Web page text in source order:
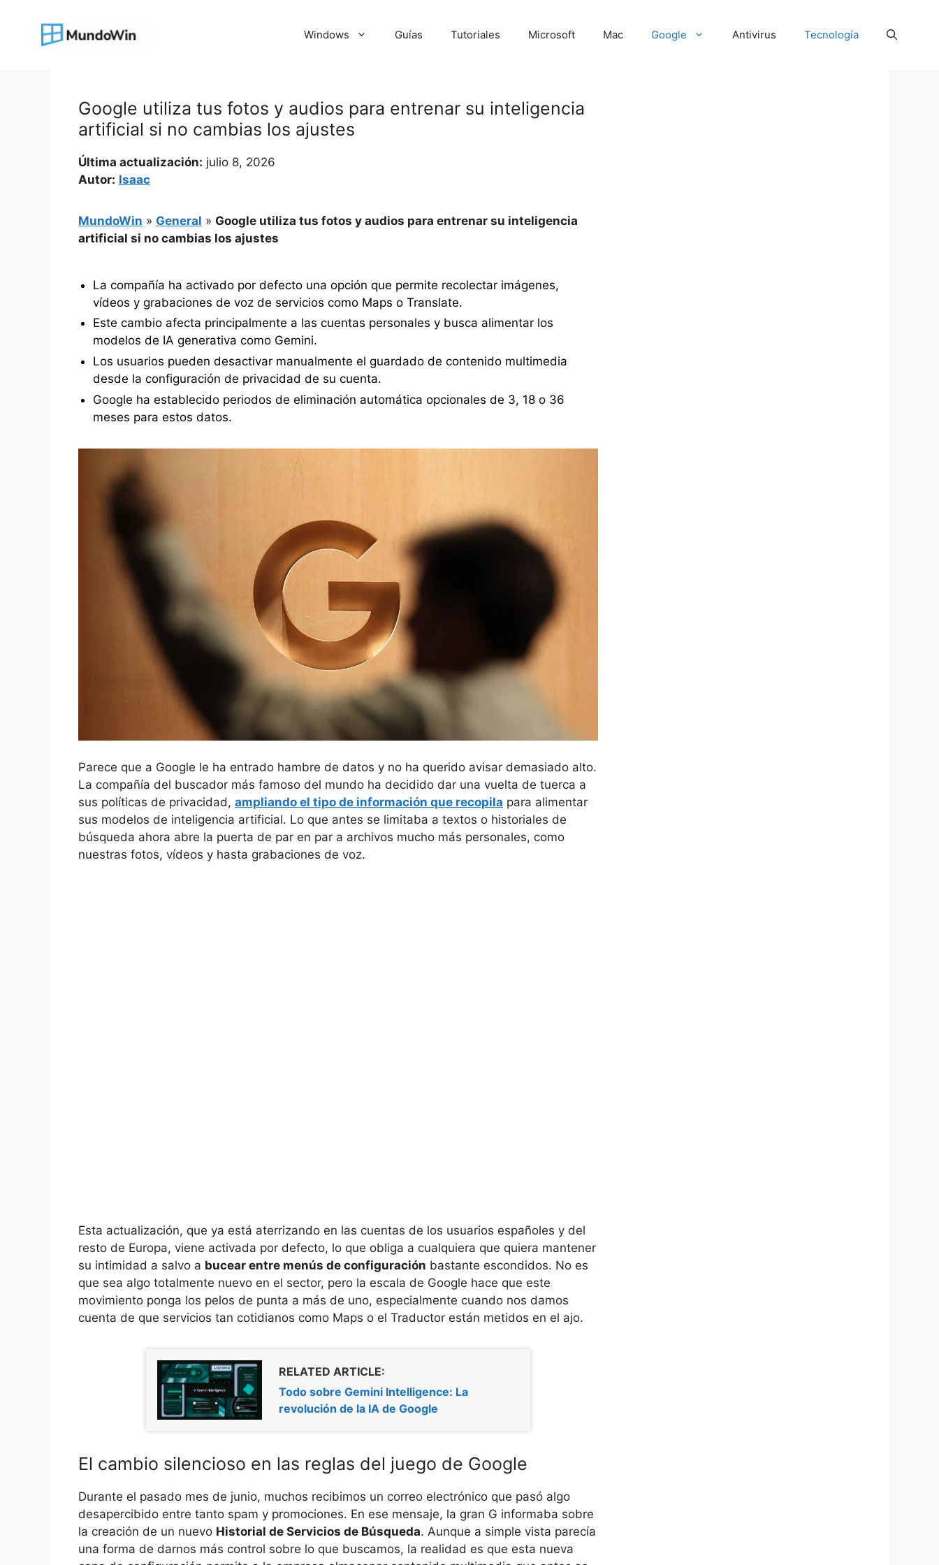
contenido
Windows Guías Tutoriales Microsoft Mac Google Antivirus Tecnología
Google utiliza tus fotos y audios para entrenar su inteligencia
artificial si no cambias los ajustes
Última actualización: julio 8, 2026
Autor: Isaac
MundoWin » General » Google utiliza tus fotos y audios para entrenar su inteligencia
artificial si no cambias los ajustes
La compañía ha activado por defecto una opción que permite recolectar imágenes,
vídeos y grabaciones de voz de servicios como Maps o Translate.
Este cambio afecta principalmente a las cuentas personales y busca alimentar los
modelos de IA generativa como Gemini.
Los usuarios pueden desactivar manualmente el guardado de contenido multimedia
desde la configuración de privacidad de su cuenta.
Google ha establecido periodos de eliminación automática opcionales de 3, 18 o 36
meses para estos datos.
Parece que a Google le ha entrado hambre de datos y no ha querido avisar demasiado alto.
La compañía del buscador más famoso del mundo ha decidido dar una vuelta de tuerca a
sus políticas de privacidad, ampliando el tipo de información que recopila para alimentar
sus modelos de inteligencia artificial. Lo que antes se limitaba a textos o historiales de
búsqueda ahora abre la puerta de par en par a archivos mucho más personales, como
nuestras fotos, vídeos y hasta grabaciones de voz.
Esta actualización, que ya está aterrizando en las cuentas de los usuarios españoles y del
resto de Europa, viene activada por defecto, lo que obliga a cualquiera que quiera mantener
su intimidad a salvo a bucear entre menús de configuración bastante escondidos. No es
que sea algo totalmente nuevo en el sector, pero la escala de Google hace que este
movimiento ponga los pelos de punta a más de uno, especialmente cuando nos damos
cuenta de que servicios tan cotidianos como Maps o el Traductor están metidos en el ajo.
RELATED ARTICLE:
Todo sobre Gemini Intelligence: La
revolución de la IA de Google
El cambio silencioso en las reglas del juego de Google
Durante el pasado mes de junio, muchos recibimos un correo electrónico que pasó algo
desapercibido entre tanto spam y promociones. En ese mensaje, la gran G informaba sobre
la creación de un nuevo Historial de Servicios de Búsqueda. Aunque a simple vista parecía
una forma de darnos más control sobre lo que buscamos, la realidad es que esta nueva